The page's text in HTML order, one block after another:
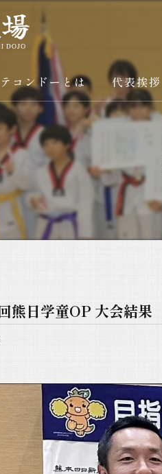
テコンドーとは 代表挨拶
熊日学童OP 大会結果